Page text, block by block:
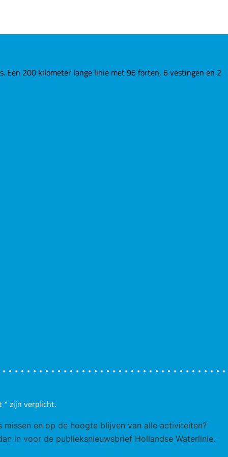
Een 200 kilometer lange linie met 96 forten, 6 vestingen en 2
* zijn verplicht.
missen en op de hoogte blijven van alle activiteiten?
in voor de publieksnieuwsbrief Hollandse Waterlinie.